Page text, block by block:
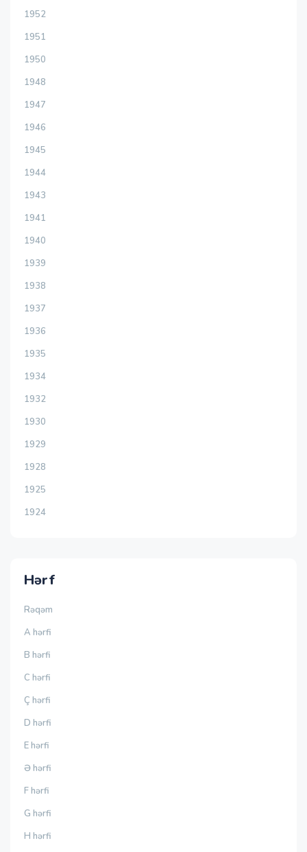
1952
1951
1950
1948
1947
1946
1945
1944
1943
1941
1940
1939
1938
1937
1936
1935
1934
1932
1930
1929
1928
1925
1924
Hərf
Rəqəm
A hərfi
B hərfi
C hərfi
Ç hərfi
D hərfi
E hərfi
Ə hərfi
F hərfi
G hərfi
H hərfi